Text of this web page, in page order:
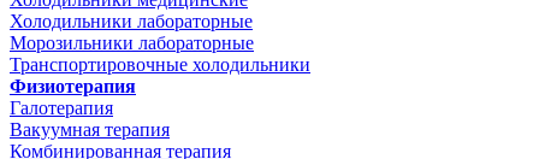
Холодильники лабораторные
Морозильники лабораторные
Транспортировочные холодильники
Физиотерапия
Галотерапия
Вакуумная терапия
Комбинированная терапия